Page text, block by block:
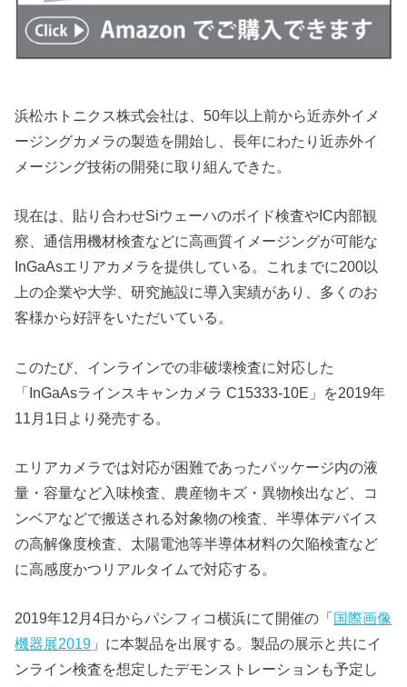
浜松ホトニクス株式会社は、50年以上前から近赤外イメ
ージングカメラの製造を開始し、長年にわたり近赤外イ
メージング技術の開発に取り組んできた。
現在は、貼り合わせSiウェーハのボイド検査やIC内部観
察、通信用機材検査などに高画質イメージングが可能な
InGaAsエリアカメラを提供している。これまでに200以
上の企業や大学、研究施設に導入実績があり、多くのお
客様から好評をいただいている。
このたび、インラインでの非破壊検査に対応した
「InGaAsラインスキャンカメラ C15333-10E」を2019年
11月1日より発売する。
エリアカメラでは対応が困難であったパッケージ内の液
量・容量など入味検査、農産物キズ・異物検出など、コ
ンベアなどで搬送される対象物の検査、半導体デバイス
の高解像度検査、太陽電池等半導体材料の欠陥検査など
に高感度かつリアルタイムで対応する。
2019年12月4日からパシフィコ横浜にて開催の「国際画像
機器展2019 」に本製品を出展する。製品の展示と共にイ
ンライン検査を想定したデモンストレーションも予定し